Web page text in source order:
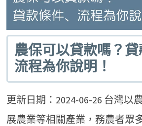
農保可以貸款嗎？貸
流程為你說明！
更新日期：2024-06-26 台灣以
展農業等相關產業，務農者眾